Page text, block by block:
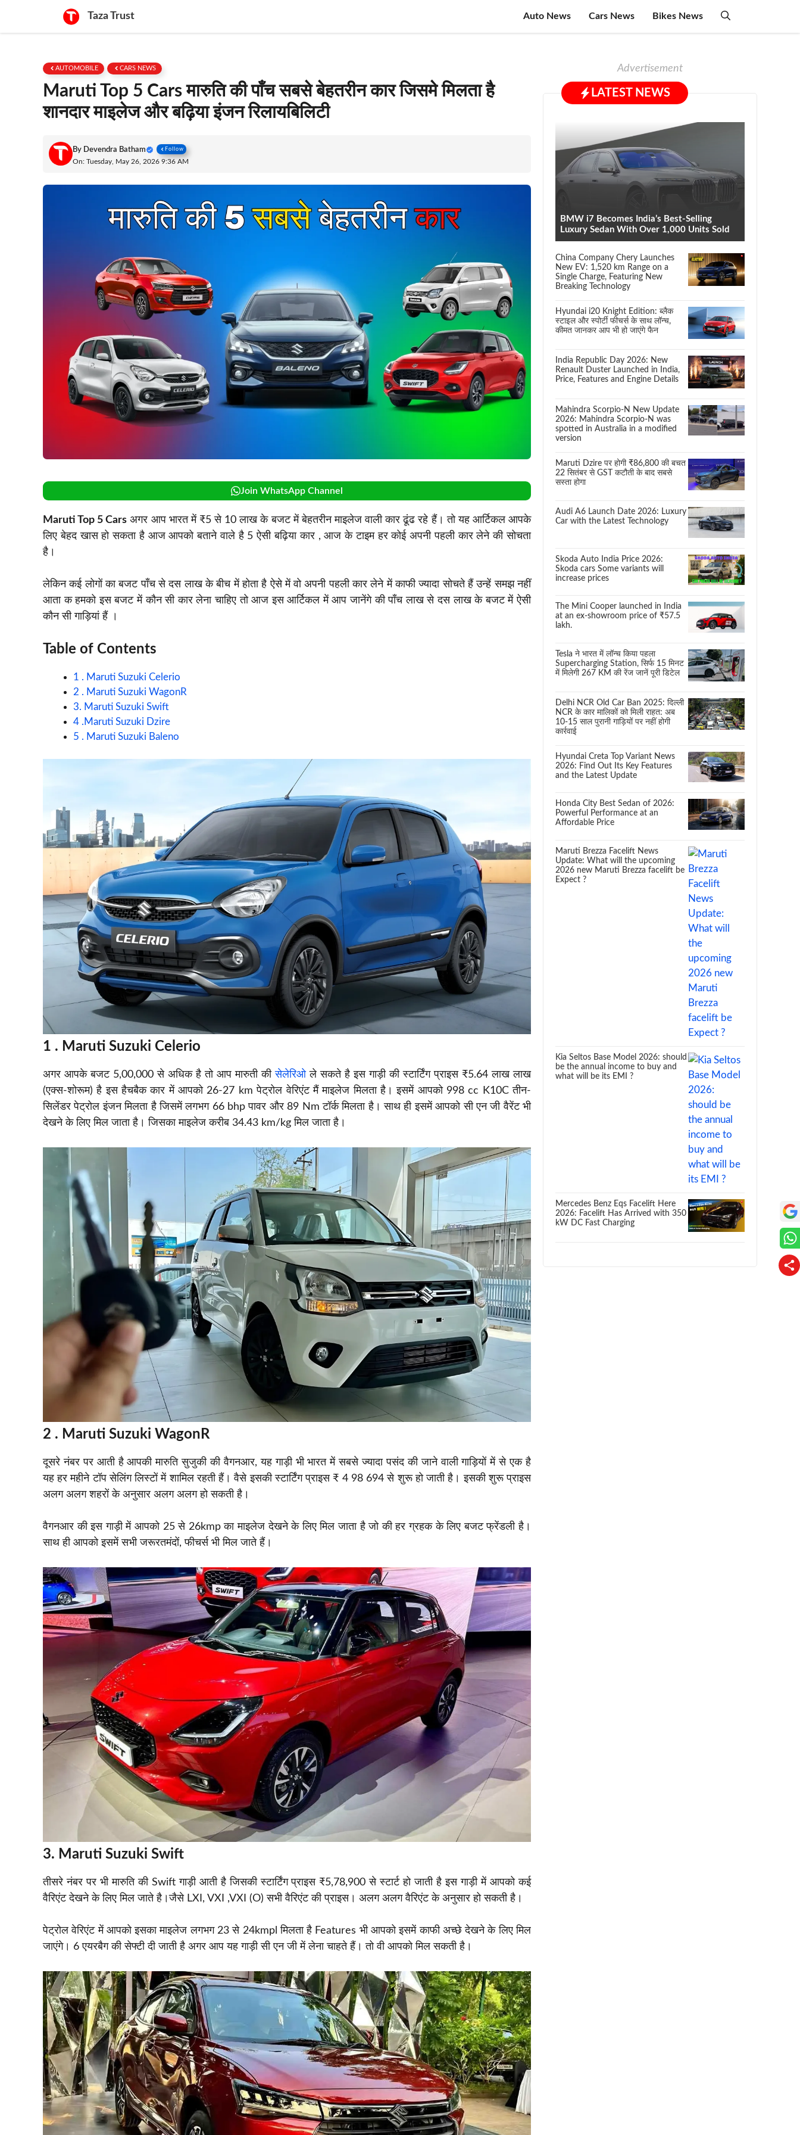
content
Taza Trust Auto News Cars News Bikes News
AUTOMOBILE CARS NEWS
Maruti Top 5 Cars मारुति की पाँच सबसे बेहतरीन कार जिसमे मिलता है
शानदार माइलेज और बढ़िया इंजन रिलायबिलिटी
By Devendra Batham Follow
On: Tuesday, May 26, 2026 9:36 AM
Join WhatsApp Channel
Maruti Top 5 Cars अगर आप भारत में ₹5 से 10 लाख के बजट में बेहतरीन माइलेज वाली कार ढूंढ रहे हैं। तो यह आर्टिकल आपके
लिए बेहद खास हो सकता है आज आपको बताने वाले है 5 ऐसी बढ़िया कार , आज के टाइम हर कोई अपनी पहली कार लेने की सोचता
है।
लेकिन कई लोगों का बजट पाँच से दस लाख के बीच में होता है ऐसे में वो अपनी पहली कार लेने में काफी ज्यादा सोचते हैं उन्हें समझ नहीं
आता क हमको इस बजट में कौन सी कार लेना चाहिए तो आज इस आर्टिकल में आप जानेंगे की पाँच लाख से दस लाख के बजट में ऐसी
कौन सी गाड़ियां हैं ।
Table of Contents
1 . Maruti Suzuki Celerio
2 . Maruti Suzuki WagonR
3. Maruti Suzuki Swift
4 .Maruti Suzuki Dzire
5 . Maruti Suzuki Baleno
1 . Maruti Suzuki Celerio
अगर आपके बजट 5,00,000 से अधिक है तो आप मारुती कीसेलेरिओले सकते है इस गाड़ी की स्टार्टिंग प्राइस ₹5.64 लाख लाख
(एक्स-शोरूम) है इस हैचबैक कार में आपको 26-27 km पेट्रोल वेरिएंट मैं माइलेज मिलता है। इसमें आपको 998 cc K10C तीन-
सिलेंडर पेट्रोल इंजन मिलता है जिसमें लगभग 66 bhp पावर और 89 Nm टॉर्क मिलता है। साथ ही इसमें आपको सी एन जी वैरेंट भी
देखने के लिए मिल जाता है। जिसका माइलेज करीब 34.43 km/kg मिल जाता है।
2 . Maruti Suzuki WagonR
दूसरे नंबर पर आती है आपकी मारुति सुजुकी की वैगनआर, यह गाड़ी भी भारत में सबसे ज्यादा पसंद की जाने वाली गाड़ियों में से एक है
यह हर महीने टॉप सेलिंग लिस्टों में शामिल रहती हैं। वैसे इसकी स्टार्टिंग प्राइस ₹ 4 98 694 से शुरू हो जाती है। इसकी शुरू प्राइस
अलग अलग शहरों के अनुसार अलग अलग हो सकती है।
वैगनआर की इस गाड़ी में आपको 25 से 26kmp का माइलेजदेखनेके लिए मिल जाता है जो की हर ग्रहक के लिए बजट फ्रेंडली है।
साथ ही आपको इसमें सभी जरूरतमंदों, फीचर्स भी मिल जाते हैं।
3. Maruti Suzuki Swift
तीसरे नंबर पर भी मारुति की Swift गाड़ी आती है जिसकी स्टार्टिंग प्राइस ₹5,78,900 से स्टार्ट हो जाती है इस गाड़ी में आपको कई
वैरिएंट देखने के लिए मिल जाते है।जैसे LXI, VXI ,VXI (O) सभी वैरिएंट की प्राइस। अलग अलग वैरिएंट के अनुसार हो सकती है।
पेट्रोल वेरिएंट में आपको इसका माइलेज लगभग 23 से 24kmpl मिलता है Features भी आपको इसमें काफी अच्छे देखने के लिए मिल
जाएंगे। 6 एयरबैग की सेफ्टी दी जाती है अगर आप यह गाड़ी सी एन जी में लेना चाहते हैं। तो वी आपको मिल सकती है।
Advertisement
LATEST NEWS
BMW i7 Becomes India’s Best-Selling
Luxury Sedan With Over 1,000 Units Sold
China Company Chery Launches
New EV: 1,520 km Range on a
Single Charge, Featuring New
Breaking Technology
Hyundai i20 Knight Edition: ब्लैक
स्टाइल और स्पोर्टी फीचर्स के साथ लॉन्च,
कीमत जानकर आप भी हो जाएंगे फैन
India Republic Day 2026: New
Renault Duster Launched in India,
Price, Features and Engine Details
Mahindra Scorpio-N New Update
2026: Mahindra Scorpio-N was
spotted in Australia in a modified
version
Maruti Dzire पर होगी ₹86,800 की बचत
22 सितंबर से GST कटौती के बाद सबसे
सस्ता होगा
Audi A6 Launch Date 2026: Luxury
Car with the Latest Technology
Skoda Auto India Price 2026:
Skoda cars Some variants will
increase prices
The Mini Cooper launched in India
at an ex-showroom price of ₹57.5
lakh.
Tesla ने भारत में लॉन्च किया पहला
Supercharging Station, सिर्फ 15 मिनट
में मिलेगी 267 KM की रेंज जानें पूरी डिटेल
Delhi NCR Old Car Ban 2025: दिल्ली
NCR के कार मालिकों को मिली राहत: अब
10-15 साल पुरानी गाड़ियों पर नहीं होगी
कार्रवाई
Hyundai Creta Top Variant News
2026: Find Out Its Key Features
and the Latest Update
Honda City Best Sedan of 2026:
Powerful Performance at an
Affordable Price
Maruti Brezza Facelift News
Update: What will the upcoming
2026 new Maruti Brezza facelift be
Expect ?
Kia Seltos Base Model 2026: should
be the annual income to buy and
what will be its EMI ?
Mercedes Benz Eqs Facelift Here
2026: Facelift Has Arrived with 350
kW DC Fast Charging